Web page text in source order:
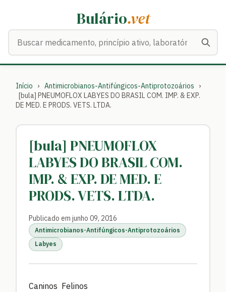
Bulário.vet
Início › Antimicrobianos-Antifúngicos-Antiprotozoários
›
[bula] PNEUMOFLOX LABYES DO BRASIL COM. IMP. & EXP.
DE MED. E PRODS. VETS. LTDA.
[bula] PNEUMOFLOX
LABYES DO BRASIL COM.
IMP. & EXP. DE MED. E
PRODS. VETS. LTDA.
Publicado em junho 09, 2016
Antimicrobianos-Antifúngicos-Antiprotozoários
Labyes
Caninos Felinos